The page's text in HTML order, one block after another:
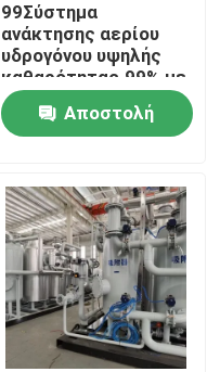
99Σύστημα
ανάκτησης αερίου
υδρογόνου υψηλής
καθαρότητας.99% με
σύστημα καθαρισμού
PSA
Αποστολή